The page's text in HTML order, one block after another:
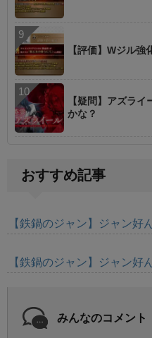
【評価】Wジル強
【疑問】アズラ
かな？
おすすめ記事
【鉄鍋のジャン】ジャン好
【鉄鍋のジャン】ジャン好
みんなのコメント